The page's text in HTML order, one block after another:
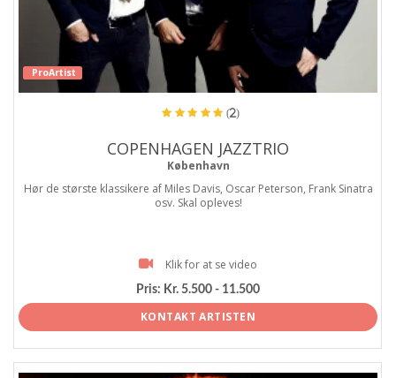
ProArtist
(2)
COPENHAGEN JAZZTRIO
København
Hør de største klassikere af Miles Davis, Oscar Peterson, Frank Sinatra
osv. Skal opleves!
Klik for at se video
Pris: Kr. 5.500 - 11.500
KONTAKT ARTISTEN